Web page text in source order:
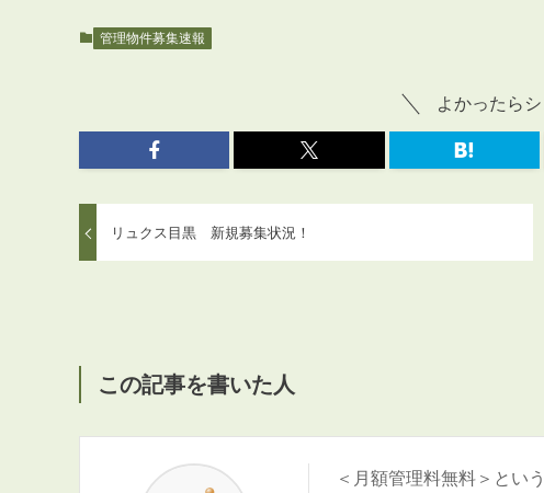
管理物件募集速報
よかったら
リュクス目黒 新規募集状況！
この記事を書いた人
＜月額管理料無料＞とい